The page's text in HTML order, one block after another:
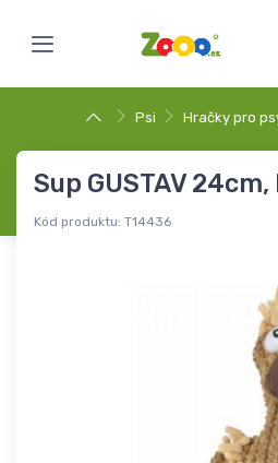
Psi Hračky pro
Sup GUSTAV
Kód produktu: T14436